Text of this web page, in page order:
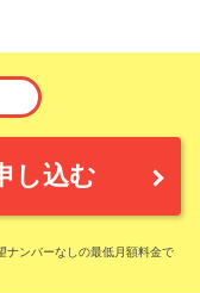
し込む
ナンバーなしの最低月額料金で